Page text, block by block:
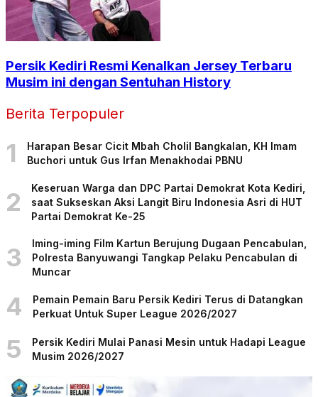
Persik Kediri Resmi Kenalkan Jersey Terbaru
Musim ini dengan Sentuhan History
Berita Terpopuler
1
Harapan Besar Cicit Mbah Cholil Bangkalan, KH Imam
Buchori untuk Gus Irfan Menakhodai PBNU
2
Keseruan Warga dan DPC Partai Demokrat Kota Kediri,
saat Sukseskan Aksi Langit Biru Indonesia Asri di HUT
Partai Demokrat Ke-25
3
Iming-iming Film Kartun Berujung Dugaan Pencabulan,
Polresta Banyuwangi Tangkap Pelaku Pencabulan di
Muncar
4
Pemain Pemain Baru Persik Kediri Terus di Datangkan
Perkuat Untuk Super League 2026/2027
5
Persik Kediri Mulai Panasi Mesin untuk Hadapi League
Musim 2026/2027